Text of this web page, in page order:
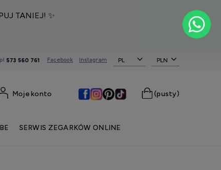
TANIEJ! ✨
573 560 761 Facebook Instagram PL
(pusty)
Moje konto
SERWIS ZEGARKÓW ONLINE